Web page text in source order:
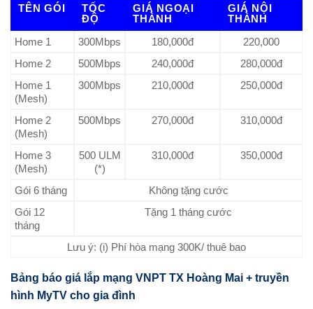
TÊN GÓI
TỐC
ĐỘ
GIÁ NGOẠI
THÀNH
GIÁ NỘI
THÀNH
Home 1
300Mbps 180,000đ
220,000
Home 2
500Mbps 240,000đ
280,000đ
Home 1
(Mesh)
300Mbps 210,000đ 250,000đ
Home 2
(Mesh)
500Mbps 270,000đ 310,000đ
Home 3
(Mesh)
500 ULM
(*)
310,000đ 350,000đ
Gói 6 tháng
Không tặng cước
Gói 12
tháng
Tặng 1 tháng cước
Lưu ý: (i) Phí hòa mạng 300K/ thuê bao
Bảng báo giá lắp mạng VNPT TX Hoàng Mai + truyền
hình MyTV cho gia đình